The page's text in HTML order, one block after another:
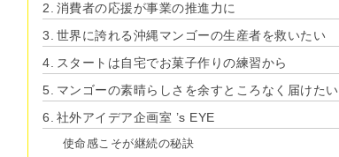
消費者の応援が事業の推進力に
世界に誇れる沖縄マンゴーの生産者を救いたい
スタートは自宅でお菓子作りの練習から
マンゴーの素晴らしさを余すところなく届けたい
社外アイデア企画室 ’s EYE
使命感こそが継続の秘訣